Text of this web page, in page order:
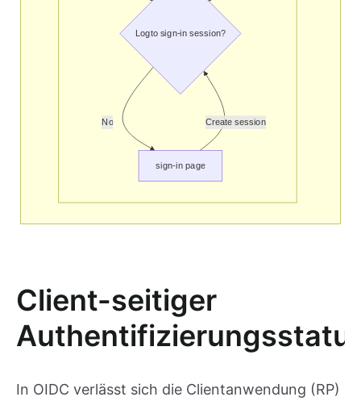
Client-seitiger
In OIDC verlässt sich die Clientanwendung (RP)